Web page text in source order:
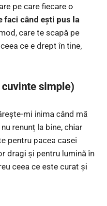
pe care fiecare o
faci când ești pus la
care te scapă pe
ce e drept în tine,
simple)
mi inima când mă
renunț la bine, chiar
pentru pacea casei
dragi și pentru lumină în
ceea ce este curat și